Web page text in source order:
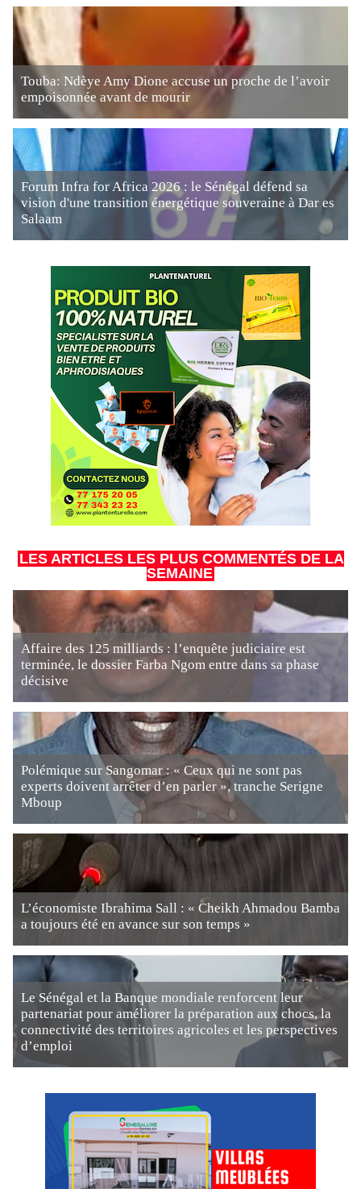
Touba: Ndèye Amy Dione accuse un proche de l’avoir
empoisonnée avant de mourir
Forum Infra for Africa 2026 : le Sénégal défend sa
vision d'une transition énergétique souveraine à Dar es
Salaam
LES ARTICLES LES PLUS COMMENTÉS DE LA
SEMAINE
Affaire des 125 milliards : l’enquête judiciaire est
terminée, le dossier Farba Ngom entre dans sa phase
décisive
Polémique sur Sangomar : « Ceux qui ne sont pas
experts doivent arrêter d’en parler », tranche Serigne
Mboup
L’économiste Ibrahima Sall : « Cheikh Ahmadou Bamba
a toujours été en avance sur son temps »
Le Sénégal et la Banque mondiale renforcent leur
partenariat pour améliorer la préparation aux chocs, la
connectivité des territoires agricoles et les perspectives
d’emploi